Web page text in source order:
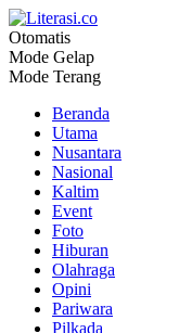
Literasi.co
Pilar Informasi
Otomatis
Mode Gelap
Mode Terang
Beranda
Utama
Nusantara
Nasional
Kaltim
Event
Foto
Hiburan
Olahraga
Opini
Pariwara
Pilkada